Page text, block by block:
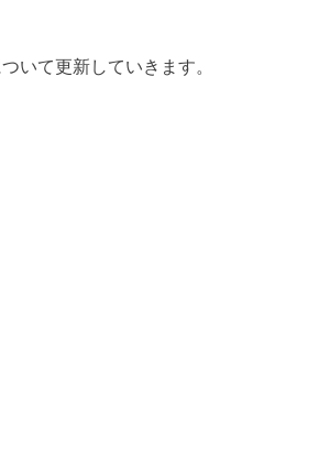
いて更新していきます。